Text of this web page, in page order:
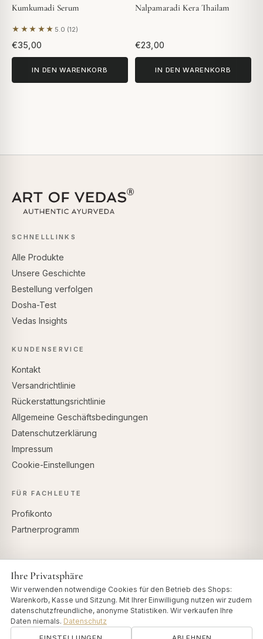
Kumkumadi Serum
★★★★★ 5.0 (12)
Basierend auf 12 Bewertungen
€35,00
IN DEN WARENKORB
Nalpamaradi Kera Thailam
€23,00
IN DEN WARENKORB
SCHNELLLINKS
Alle Produkte
Unsere Geschichte
Bestellung verfolgen
Dosha-Test
Vedas Insights
KUNDENSERVICE
Kontakt
Versandrichtlinie
Rückerstattungsrichtlinie
Allgemeine Geschäftsbedingungen
Datenschutzerklärung
Impressum
Cookie-Einstellungen
FÜR FACHLEUTE
Profikonto
Partnerprogramm
Ihre Privatsphäre
Wir verwenden notwendige Cookies für den Betrieb des Shops:
Warenkorb, Kasse und Sitzung. Mit Ihrer Einwilligung nutzen wir zudem
datenschutzfreundliche, anonyme Statistiken. Wir verkaufen Ihre
Daten niemals. Datenschutz